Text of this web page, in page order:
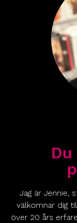
Jag är Jennie,
välkomnar dig
över 20 års